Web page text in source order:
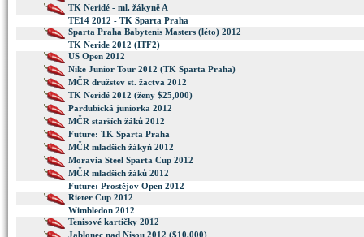
TK Neridé - ml. žákyně A
TE14 2012 - TK Sparta Praha
Sparta Praha Babytenis Masters (léto) 2012
TK Neride 2012 (ITF2)
US Open 2012
Nike Junior Tour 2012 (TK Sparta Praha)
MČR družstev st. žactva 2012
TK Neridé 2012 (ženy $25,000)
Pardubická juniorka 2012
MČR starších žáků 2012
Future: TK Sparta Praha
MČR mladších žákyň 2012
Moravia Steel Sparta Cup 2012
MČR mladších žáků 2012
Future: Prostějov Open 2012
Rieter Cup 2012
Wimbledon 2012
Tenisové kartičky 2012
Jablonec nad Nisou 2012 ($10,000)